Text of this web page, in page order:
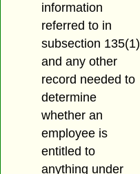
information
referred to in
subsection 135(1)
and any other
record needed to
determine
whether an
employee is
entitled to
anything under